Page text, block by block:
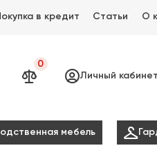
в кредит Статьи О

0
Личный кабинет
мебель 